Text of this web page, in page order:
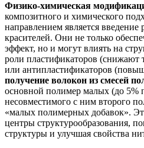
Физико-химическая
композитного и химического
направлением является введение
красителей. Они не только
эффект, но и могут влиять на
роли пластификаторов (снижают
или антипластификаторов
получение волокон из смесей
основной полимер малых (до 5%
несовместимого с ним второго
«малых полимерных добавок».
центры структурообразования,
структуры и улучшая свойства